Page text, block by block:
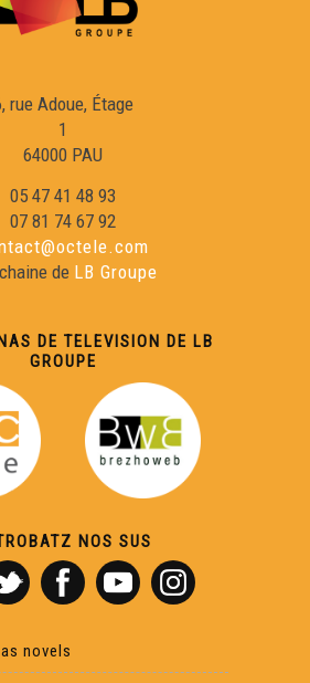
rue Adoue, Étage
1
64000 PAU
05 47 41 48 93
07 81 74 67 92
de LB Groupe
DE TELEVISION DE LB
GROUPE
NOS SUS
novels